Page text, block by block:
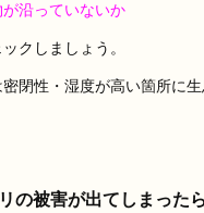
沿っていないか
クしましょう。
閉性・湿度が高い箇所に
の被害が出てしまったら